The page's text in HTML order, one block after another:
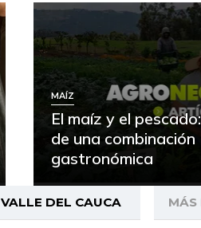
MAÍZ
El maíz y el
de una combinación
gastronómica
VALLE DEL CAUCA MÁS